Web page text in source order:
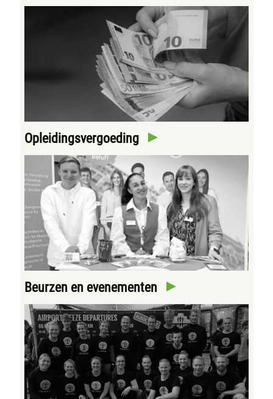
Opleidingsvergoeding
Beurzen en evenementen